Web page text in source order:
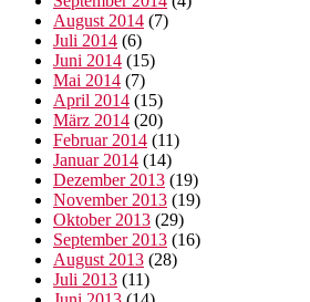
August 2014 (7)
Juli 2014 (6)
Juni 2014 (15)
Mai 2014 (7)
April 2014 (15)
März 2014 (20)
Februar 2014 (11)
Januar 2014 (14)
Dezember 2013 (19)
November 2013 (19)
Oktober 2013 (29)
September 2013 (16)
August 2013 (28)
Juli 2013 (11)